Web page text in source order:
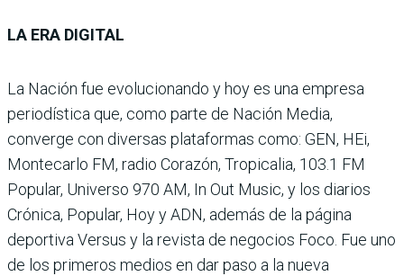
LA ERA DIGITAL
La Nación fue evolucionando y hoy es una empresa
periodística que, como parte de Nación Media,
converge con diversas plataformas como: GEN, HEi,
Montecarlo FM, radio Corazón, Tropicalia, 103.1 FM
Popular, Universo 970 AM, In Out Music, y los diarios
Crónica, Popular, Hoy y ADN, además de la página
deportiva Versus y la revista de negocios Foco. Fue uno
de los primeros medios en dar paso a la nueva